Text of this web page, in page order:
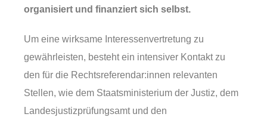
organisiert und finanziert sich selbst.
Um eine wirksame Interessenvertretung zu
gewährleisten, besteht ein intensiver Kontakt zu
den für die Rechtsreferendar:innen relevanten
Stellen, wie dem Staatsministerium der Justiz, dem
Landesjustizprüfungsamt und den